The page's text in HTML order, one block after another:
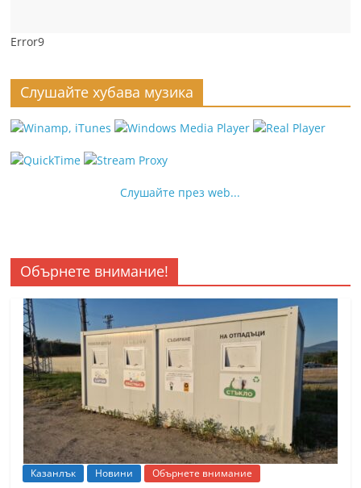
Error9
Слушайте хубава музика
Слушайте през web...
Обърнете внимание!
Казанлък Новини Обърнете внимание